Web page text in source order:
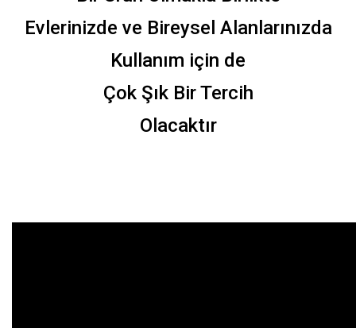
Evlerinizde ve Bireysel Alanlarınızda
Kullanım için de
Çok Şık Bir Tercih
Olacaktır